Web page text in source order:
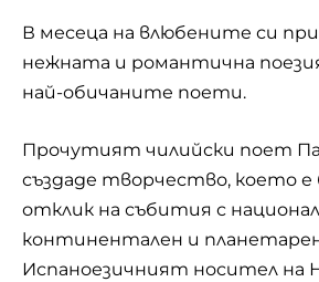
В месеца на влюбените си
нежната и романтична
най-обичаните поети.
Прочутият чилийски поет
създаде творчество, което е
отклик на събития с
континентален и
Испаноезичният носител на